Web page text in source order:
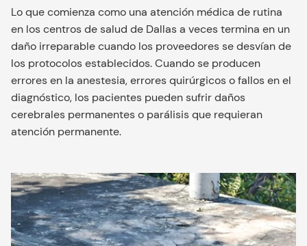
Lo que comienza como una atención médica de rutina
en los centros de salud de Dallas a veces termina en un
daño irreparable cuando los proveedores se desvían de
los protocolos establecidos. Cuando se producen
errores en la anestesia, errores quirúrgicos o fallos en el
diagnóstico, los pacientes pueden sufrir daños
cerebrales permanentes o parálisis que requieran
atención permanente.